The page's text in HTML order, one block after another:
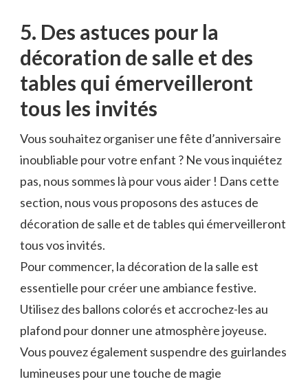
5. Des astuces ​pour la
décoration de salle et des
tables⁢ qui émerveilleront‌
tous ​les⁢ invités
Vous souhaitez organiser une fête d’anniversaire
inoubliable​ pour ⁢votre enfant ?‍ Ne vous⁤ inquiétez
pas, ‍nous sommes là ​pour ‌vous aider ! Dans cette
section, nous vous proposons des astuces‌ de
‌décoration de salle⁤ et de tables qui émerveilleront
tous ⁣vos invités.
Pour commencer, la décoration de​ la salle est⁤
essentielle pour créer une ambiance ​festive.⁤
Utilisez des ballons ‍colorés ‌et ‍accrochez-les ⁣au
plafond pour donner une atmosphère joyeuse.
Vous pouvez également⁣ suspendre ​des ‌guirlandes
⁣lumineuses ⁤pour une touche de magie‍